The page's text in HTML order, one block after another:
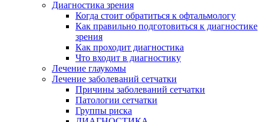
Диагностика зрения
Когда стоит обратиться к офтальмологу
Как правильно подготовиться к диагностике
зрения
Как проходит диагностика
Что входит в диагностику
Лечение глаукомы
Лечение заболеваний сетчатки
Причины заболеваний сетчатки
Патологии сетчатки
Группы риска